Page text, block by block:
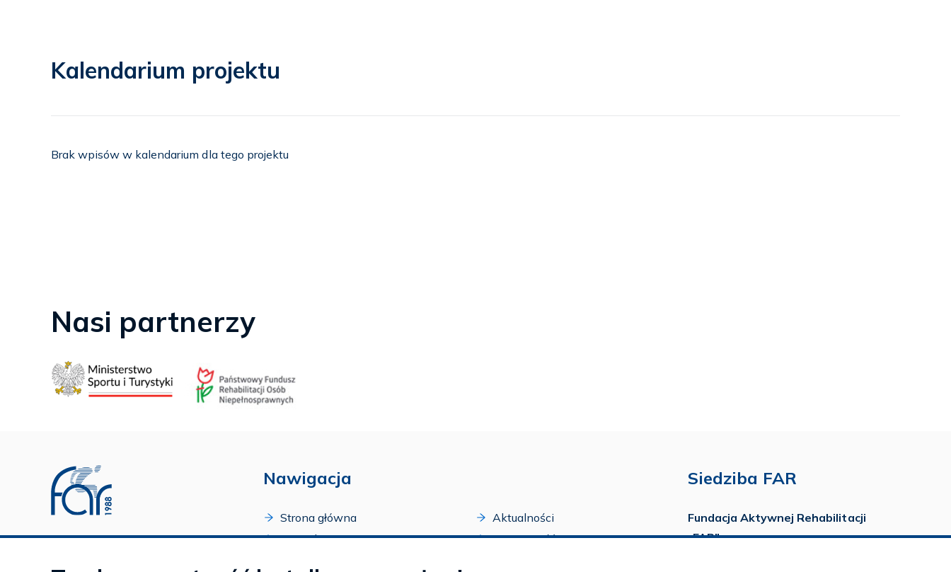
Kalendarium projektu
Brak wpisów w kalendarium dla tego projektu
Nasi partnerzy
Profil FAR w serwisie Youtube
Nawigacja
Strona główna
O Fundacji
Aktualności
Dostępność
Siedziba FAR
Fundacja Aktywnej Rehabilitacji
„FAR”